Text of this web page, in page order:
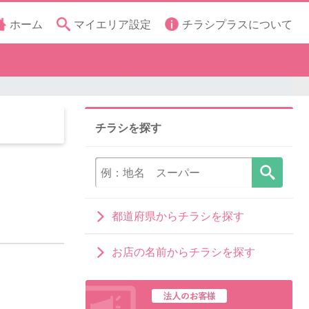
ホーム マイエリア設定 チラシプラスについて
チラシを探す
都道府県からチラシを探す
お店の名前からチラシを探す